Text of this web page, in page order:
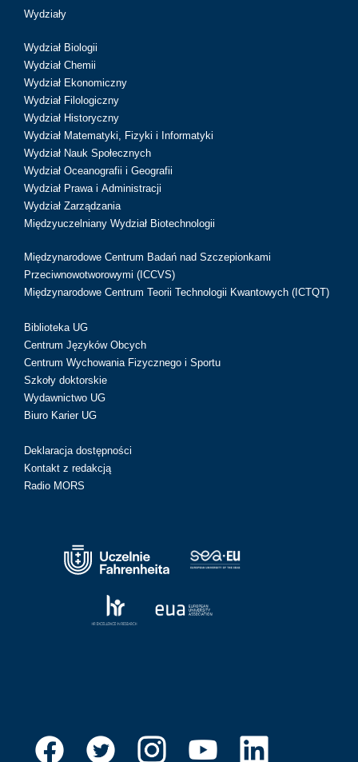
Wydziały
Wydział Biologii
Wydział Chemii
Wydział Ekonomiczny
Wydział Filologiczny
Wydział Historyczny
Wydział Matematyki, Fizyki i Informatyki
Wydział Nauk Społecznych
Wydział Oceanografii i Geografii
Wydział Prawa i Administracji
Wydział Zarządzania
Międzyuczelniany Wydział Biotechnologii
Międzynarodowe Centrum Badań nad Szczepionkami
Przeciwnowotworowymi (ICCVS)
Międzynarodowe Centrum Teorii Technologii Kwantowych (ICTQT)
Biblioteka UG
Centrum Języków Obcych
Centrum Wychowania Fizycznego i Sportu
Szkoły doktorskie
Wydawnictwo UG
Biuro Karier UG
Deklaracja dostępności
Kontakt z redakcją
Radio MORS